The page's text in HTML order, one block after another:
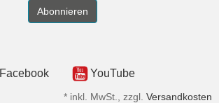
Abonnieren
Facebook YouTube
* inkl. MwSt., zzgl. Versandkosten